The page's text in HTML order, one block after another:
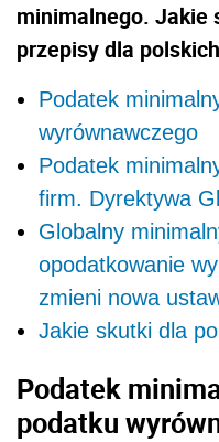
minimalnego. Jakie
przepisy dla
Podatek
wyrównawczego
Podatek
firm. Dyrektywa
Globalny
opodatkowanie
zmieni nowa
Jakie skutki dla
Podatek
podatku